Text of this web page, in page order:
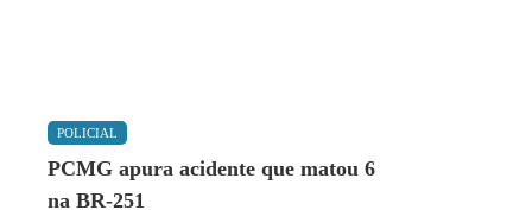
POLICIAL
PCMG apura acidente que matou 6
na BR-251